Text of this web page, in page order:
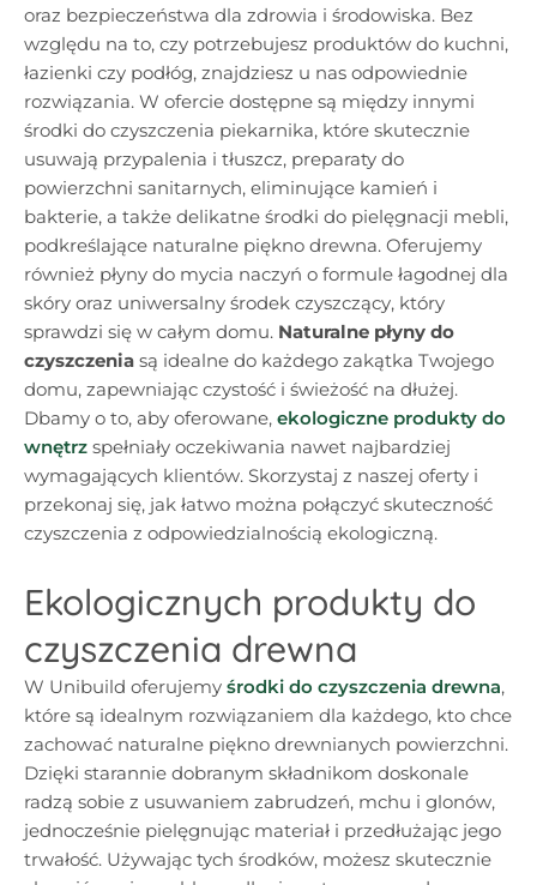
oraz bezpieczeństwa dla zdrowia i środowiska. Bez
względu na to, czy potrzebujesz produktów do kuchni,
łazienki czy podłóg, znajdziesz u nas odpowiednie
rozwiązania. W ofercie dostępne są między innymi
środki do czyszczenia piekarnika, które skutecznie
usuwają przypalenia i tłuszcz, preparaty do
powierzchni sanitarnych, eliminujące kamień i
bakterie, a także delikatne środki do pielęgnacji mebli,
podkreślające naturalne piękno drewna. Oferujemy
również płyny do mycia naczyń o formule łagodnej dla
skóry oraz uniwersalny środek czyszczący, który
sprawdzi się w całym domu. Naturalne płyny do
czyszczenia są idealne do każdego zakątka Twojego
domu, zapewniając czystość i świeżość na dłużej.
Dbamy o to, aby oferowane, ekologiczne produkty do
wnętrz spełniały oczekiwania nawet najbardziej
wymagających klientów. Skorzystaj z naszej oferty i
przekonaj się, jak łatwo można połączyć skuteczność
czyszczenia z odpowiedzialnością ekologiczną.
Ekologicznych produkty do
czyszczenia drewna
W Unibuild oferujemy środki do czyszczenia drewna,
które są idealnym rozwiązaniem dla każdego, kto chce
zachować naturalne piękno drewnianych powierzchni.
Dzięki starannie dobranym składnikom doskonale
radzą sobie z usuwaniem zabrudzeń, mchu i glonów,
jednocześnie pielęgnując materiał i przedłużając jego
trwałość. Używając tych środków, możesz skutecznie